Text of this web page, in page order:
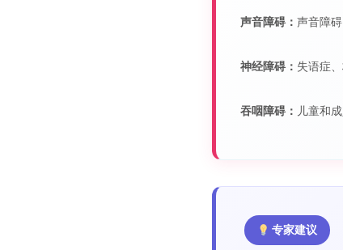
声音障碍： 声音障
神经障碍： 失语症
吞咽障碍： 儿童和
专家建议